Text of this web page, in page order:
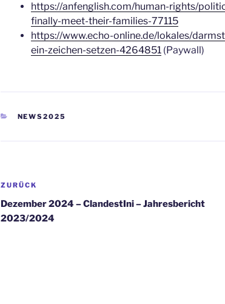
https://anfenglish.com/human-rights/
finally-meet-their-families-77115
https://www.echo-online.de/lokales/
ein-zeichen-setzen-4264851 (Paywall)
KATEGORIEN
NEWS2025
Beitragsnavigation
Vorheriger
Beitrag
ZURÜCK
Dezember 2024 – ClandestIni – Jahresbericht
2023/2024